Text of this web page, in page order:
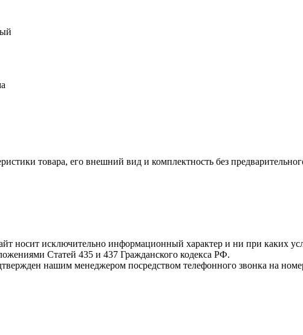
товара, его внешний вид и комплектность без
носит исключительно информационный характер и ни при каких
Статей 435 и 437 Гражданского кодекса РФ.
нашим менеджером посредством телефонного звонка на